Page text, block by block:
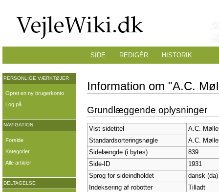
Information om "A.C.
Grundlæggende oplysninger
Vist sidetitel
A.C.
Standardsorteringsnøgle
A.C.
Sidelængde (i bytes)
839
Side-ID
1931
Sprog for sideindholdet
dansk (da)
Indeksering af robotter
Tilladt
SIDE REDIGÉR HISTORIK
PERSONLIGE VÆRKTØJER
Opret en ny brugerkonto
Log på
NAVIGATION
Forside
Kategorier
Alle artikler
DELTAGELSE